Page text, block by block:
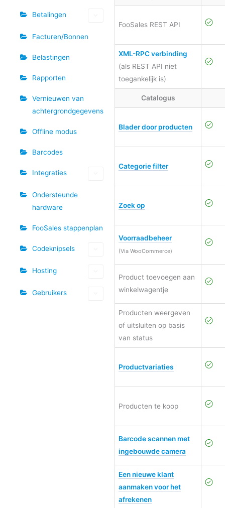
Betalingen
Facturen/Bonnen
Belastingen
Rapporten
Vernieuwen van
achtergrondgegevens
Offline modus
Barcodes
Integraties
Ondersteunde
hardware
FooSales stappenplan
Codeknipsels
Hosting
Gebruikers
FooSales REST API
XML-RPC verbinding
(als REST API niet
toegankelijk is)
Catalogus
Blader door producten
Categorie filter
Zoek op
Voorraadbeheer
(Via WooCommerce)
Product toevoegen aan
winkelwagentje
Producten weergeven
of uitsluiten op basis
van status
Productvariaties
Producten te koop
Barcode scannen met
ingebouwde camera
Een nieuwe klant
aanmaken voor het
afrekenen